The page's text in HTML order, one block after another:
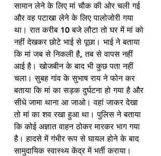
सामान लेने के लिए मां चौक की ओर चली गई
और वह पटाखा लेने के लिए पालोजोरी गया
था। रात करीब 10 बजे लौटा तो घर में मां को
नहीं देखकर छोटे भाई से पूछा। भाई ने बताया
कि मां जब से निकली है, तब से वापस नहीं
आई है। खोजबीन के बाद भी कुछ पता नहीं
चला। सुबह गांव के सुभाष राय ने फोन कर
बताया कि मां का सड़क दुर्घटना हो गया है और
सीधे जामा थाना आ जाओ। वहां जाकर देखा
तो मां का शव रखा हुआ था। पुलिस ने बताया
कि कोई अज्ञात वाहन ठोकर मारकर भाग गया
है। हादसे में गंभीर रूप से घायल होने के बाद
सामुदायिक स्वास्थ्य केंद्र में भर्ती कराया।